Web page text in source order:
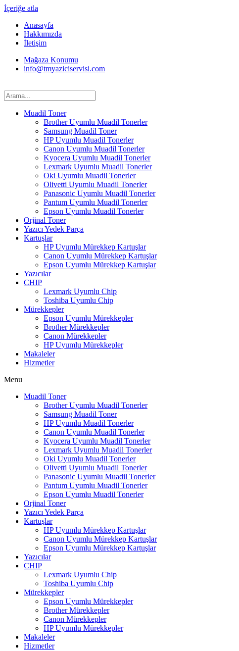
İçeriğe atla
Anasayfa
Hakkımızda
İletişim
Mağaza Konumu
info@tmyaziciservisi.com
Muadil Toner
Brother Uyumlu Muadil Tonerler
Samsung Muadil Toner
HP Uyumlu Muadil Tonerler
Canon Uyumlu Muadil Tonerler
Kyocera Uyumlu Muadil Tonerler
Lexmark Uyumlu Muadil Tonerler
Oki Uyumlu Muadil Tonerler
Olivetti Uyumlu Muadil Tonerler
Panasonic Uyumlu Muadil Tonerler
Pantum Uyumlu Muadil Tonerler
Epson Uyumlu Muadil Tonerler
Orjinal Toner
Yazıcı Yedek Parça
Kartuşlar
HP Uyumlu Mürekkep Kartuşlar
Canon Uyumlu Mürekkep Kartuşlar
Epson Uyumlu Mürekkep Kartuşlar
Yazıcılar
CHIP
Lexmark Uyumlu Chip
Toshiba Uyumlu Chip
Mürekkepler
Epson Uyumlu Mürekkepler
Brother Mürekkepler
Canon Mürekkepler
HP Uyumlu Mürekkepler
Makaleler
Hizmetler
Menu
Muadil Toner
Brother Uyumlu Muadil Tonerler
Samsung Muadil Toner
HP Uyumlu Muadil Tonerler
Canon Uyumlu Muadil Tonerler
Kyocera Uyumlu Muadil Tonerler
Lexmark Uyumlu Muadil Tonerler
Oki Uyumlu Muadil Tonerler
Olivetti Uyumlu Muadil Tonerler
Panasonic Uyumlu Muadil Tonerler
Pantum Uyumlu Muadil Tonerler
Epson Uyumlu Muadil Tonerler
Orjinal Toner
Yazıcı Yedek Parça
Kartuşlar
HP Uyumlu Mürekkep Kartuşlar
Canon Uyumlu Mürekkep Kartuşlar
Epson Uyumlu Mürekkep Kartuşlar
Yazıcılar
CHIP
Lexmark Uyumlu Chip
Toshiba Uyumlu Chip
Mürekkepler
Epson Uyumlu Mürekkepler
Brother Mürekkepler
Canon Mürekkepler
HP Uyumlu Mürekkepler
Makaleler
Hizmetler